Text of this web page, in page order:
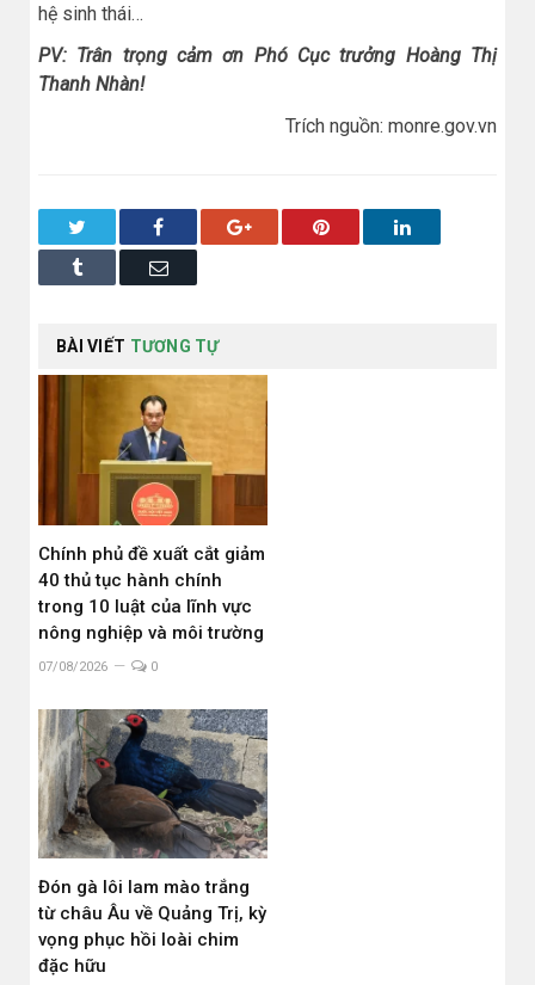
hệ sinh thái…
PV: Trân trọng cảm ơn Phó Cục trưởng Hoàng Thị
Thanh Nhàn!
Trích nguồn: monre.gov.vn
Facebook Google+ Pinterest LinkedIn
Tumblr Email
BÀI VIẾT TƯƠNG TỰ
Chính phủ đề xuất cắt giảm
40 thủ tục hành chính
trong 10 luật của lĩnh vực
nông nghiệp và môi trường
07/08/2026 0
Đón gà lôi lam mào trắng
từ châu Âu về Quảng Trị, kỳ
vọng phục hồi loài chim
đặc hữu